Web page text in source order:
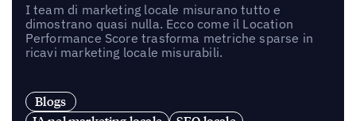
I team di marketing locale misurano tutto e
dimostrano quasi nulla. Ecco come il Location
Performance Score trasforma metriche sparse in
ricavi marketing locale misurabili.
Blogs